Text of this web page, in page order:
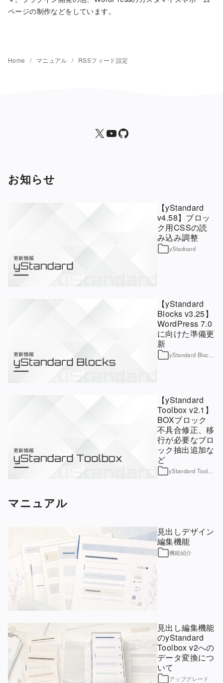
ページの制作などをしています。
Home マニュアル RSSフィード設定
X yStandard 公式YouTubeチャンネルyStandard
お知らせ
【yStandard
v4.58】ブロッ
ク用CSSの読
み込み調整
yStadnard
【yStandard
Blocks v3.25】
WordPress 7.0
に向けた準備更
新
【yStandard
Toolbox v2.1】
BOXブロック
不具合修正、移
行が必要なブロ
ック抽出追加な
ど
マニュアル
見出しデザイン
編集機能
機能紹介
見出し編集機能
のyStandard
Toolbox v2への
データ変換につ
いて
アップグレード